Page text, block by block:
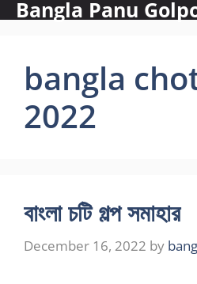
SkipBangla Panu
bangla
2022
বাংলা চটি গল্প সমাহার
December 16, 2022 by